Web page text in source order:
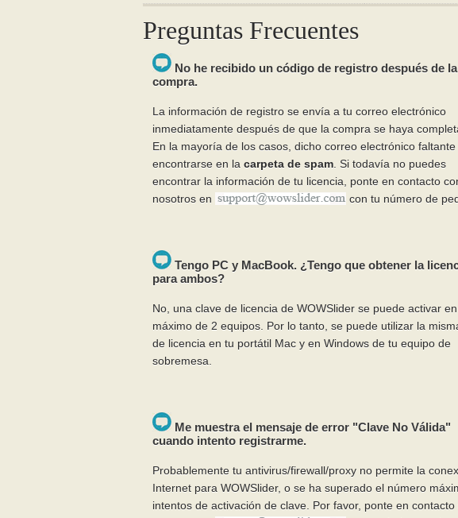
Preguntas Frecuentes
No he recibido un código de registro después de la
compra.
La información de registro se envía a tu correo electrónico
inmediatamente después de que la compra se haya
En la mayoría de los casos, dicho correo electrónico
encontrarse en la carpeta de spam . Si todavía no puedes
encontrar la información de tu licencia, ponte en contacto
nosotros en
con tu número de
Tengo PC y MacBook. ¿Tengo que obtener la
para ambos?
No, una clave de licencia de WOWSlider se puede activar
máximo de 2 equipos. Por lo tanto, se puede utilizar la
de licencia en tu portátil Mac y en Windows de tu equipo de
sobremesa.
Me muestra el mensaje de error "Clave No Válida"
cuando intento registrarme.
Probablemente tu antivirus/firewall/proxy no permite la
Internet para WOWSlider, o se ha superado el número
intentos de activación de clave. Por favor, ponte en contacto